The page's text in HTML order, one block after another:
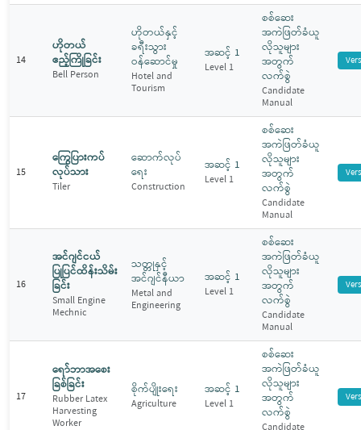
14
ဟိုတယ်
ဧည့်ကြိုခြင်း
Bell Person
ဟိုတယ်နှင့်
ခရီးသွား
ဝန်ဆောင်မှု
Hotel and
Tourism
အဆင့် 1
Level 1
စစ်ဆေး
အကဲဖြတ်ခံယူ
လိုသူများ
အတွက်
လက်စွဲ
Candidate
Manual
15
ကြွေပြားကပ်
လုပ်သား
Tiler
ဆောက်လုပ်
ရေး
Construction
အဆင့် 1
Level 1
စစ်ဆေး
အကဲဖြတ်ခံယူ
လိုသူများ
အတွက်
လက်စွဲ
Candidate
Manual
16
အင်ဂျင်ငယ်
ပြုပြင်ထိန်းသိမ်း
ခြင်း
Small Engine
Mechnic
သတ္တုနှင့်
အင်ဂျင်နီယာ
Metal and
Engineering
အဆင့် 1
Level 1
စစ်ဆေး
အကဲဖြတ်ခံယူ
လိုသူများ
အတွက်
လက်စွဲ
Candidate
Manual
17
ရော်ဘာအစေး
ခြစ်ခြင်း
Rubber Latex
Harvesting
Worker
စိုက်ပျိုးရေး
Agriculture
အဆင့် 1
Level 1
စစ်ဆေး
အကဲဖြတ်ခံယူ
လိုသူများ
အတွက်
လက်စွဲ